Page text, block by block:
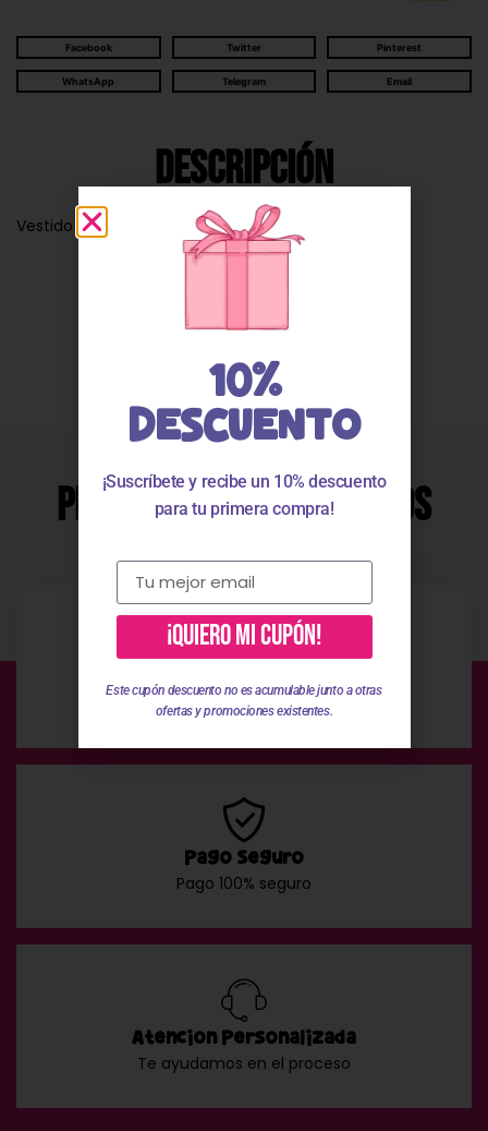
Facebook Twitter Pinterest
WhatsApp Telegram Email
Descripción
Vestido bebe niña tricolor en tonos rosas 25002
Valoraciones
Productos Relacionados
En compras superiores a 49 €
Pago Seguro
Pago 100% seguro
Atención Personalizada
Te ayudamos en el proceso
10%
DESCUENTO
¡Suscríbete y recibe un 10% descuento
para tu primera compra!
¡QUIERO MI CUPÓN!
Este cupón descuento no es acumulable junto a otras
ofertas y promociones existentes.